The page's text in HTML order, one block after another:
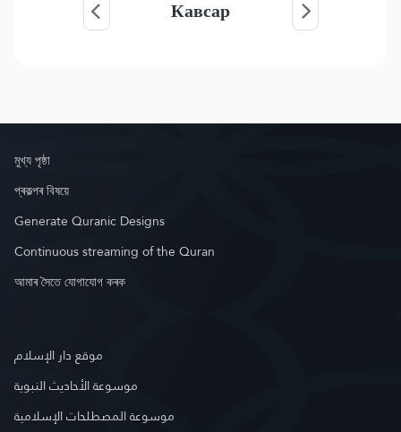
Кавсар
মুখ্য পৃষ্ঠা
প্ৰকল্পৰ বিষয়ে
Generate Quranic Designs
Continuous streaming of the Quran
আমাৰ সৈতে যোগাযোগ কৰক
موقع دار الإسلام
موسوعة الأحاديث النبوية
موسوعة المصطلحات الإسلامية